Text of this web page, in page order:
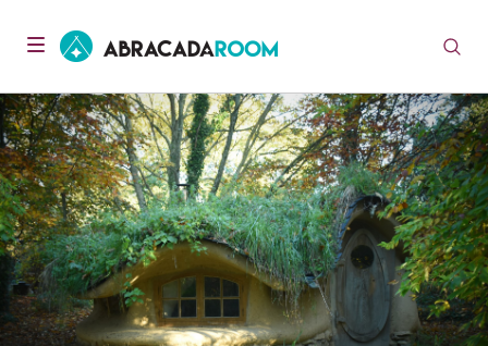
Toggle
AbracadaRoom